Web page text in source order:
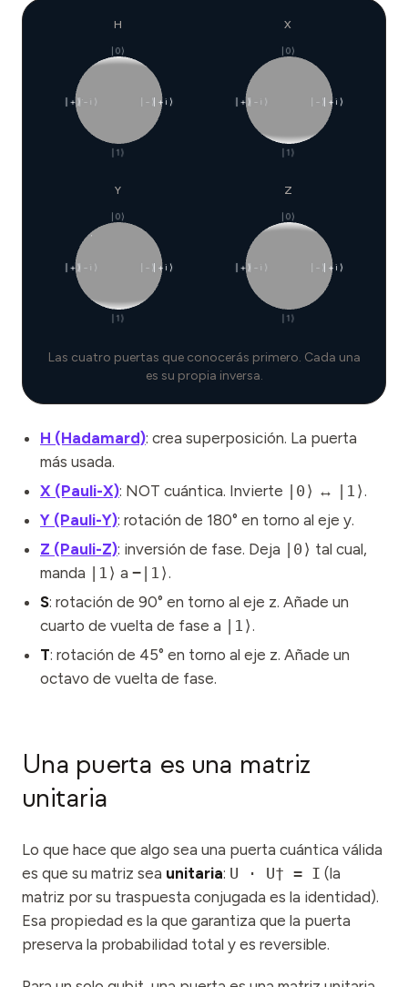
H
|+⟩ |−⟩|+i⟩
|−i⟩
|0⟩
|1⟩
X
|+⟩ |−⟩|+i⟩
|−i⟩
|0⟩
|1⟩
Y
|+⟩ |−⟩|+i⟩
|−i⟩
|0⟩
|1⟩
Z
|+⟩ |−⟩|+i⟩
|−i⟩
|0⟩
|1⟩
Las cuatro puertas que conocerás primero. Cada una
es su propia inversa.
H (Hadamard): crea superposición. La puerta
más usada.
X (Pauli-X): NOT cuántica. Invierte |0⟩ ↔ |1⟩.
Y (Pauli-Y): rotación de 180° en torno al eje y.
Z (Pauli-Z): inversión de fase. Deja |0⟩ tal cual,
manda
|1⟩ a −|1⟩.
S: rotación de 90° en torno al eje z. Añade un
cuarto de vuelta de fase a
|1⟩.
T: rotación de 45° en torno al eje z. Añade un
octavo de vuelta de fase.
Una puerta es una matriz
unitaria
Lo que hace que algo sea una puerta cuántica válida
es que su matriz sea unitaria: U · U† = I (la
matriz por su traspuesta conjugada es la identidad).
Esa propiedad es la que garantiza que la puerta
preserva la probabilidad total y es reversible.